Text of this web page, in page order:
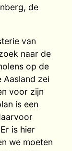
de
van
naar de
op de
Aasland zei
voor zijn
is een
is hier
we moeten